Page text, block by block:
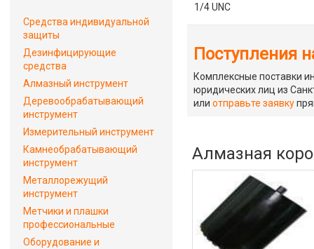
1/4 UNC
Поступления
Комплексные поставки
юридических лиц из
илиотправьте заявку
Алмазная
Средства индивидуальной
защиты
Дезинфицирующие
средства
Алмазный инструмент
Деревообрабатывающий
инструмент
Измерительный инструмент
Камнеобрабатывающий
инструмент
Металлорежущий
инструмент
Метчики и плашки
профессиональные
Оборудование и